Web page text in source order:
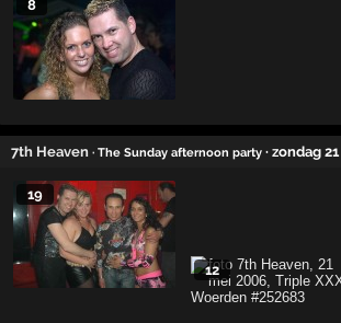
8
7th Heaven · The Sunday afternoon party · zondag
19
12